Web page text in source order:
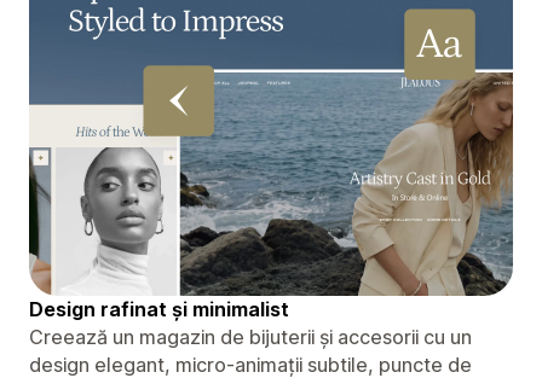
Design rafinat și minimalist
Creează un magazin de bijuterii și accesorii cu un
design elegant, micro-animații subtile, puncte de